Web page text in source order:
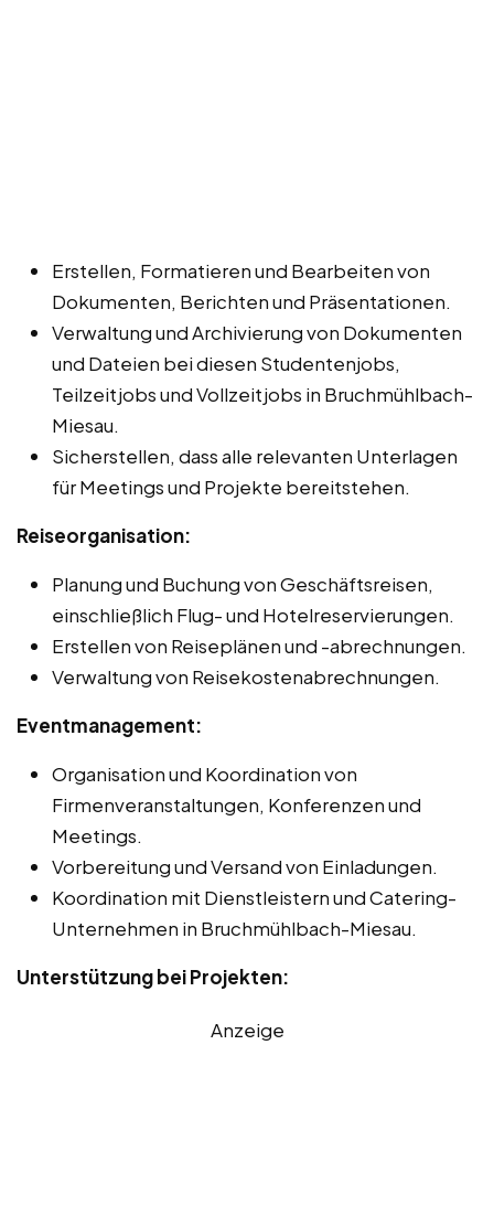
Erstellen, Formatieren und Bearbeiten von
Dokumenten, Berichten und Präsentationen.
Verwaltung und Archivierung von Dokumenten
und Dateien bei diesen Studentenjobs,
Teilzeitjobs und Vollzeitjobs in Bruchmühlbach-
Miesau.
Sicherstellen, dass alle relevanten Unterlagen
für Meetings und Projekte bereitstehen.
Reiseorganisation:
Planung und Buchung von Geschäftsreisen,
einschließlich Flug- und Hotelreservierungen.
Erstellen von Reiseplänen und -abrechnungen.
Verwaltung von Reisekostenabrechnungen.
Eventmanagement:
Organisation und Koordination von
Firmenveranstaltungen, Konferenzen und
Meetings.
Vorbereitung und Versand von Einladungen.
Koordination mit Dienstleistern und Catering-
Unternehmen in Bruchmühlbach-Miesau.
Unterstützung bei Projekten:
Anzeige